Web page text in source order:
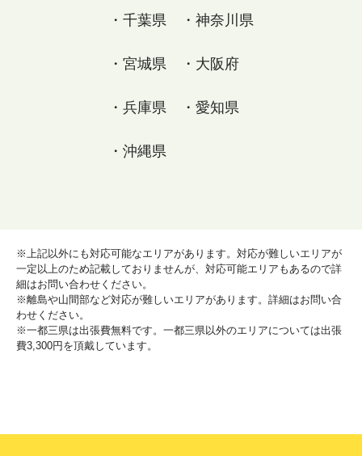
・千葉県 ・神奈川県
・宮城県 ・大阪府
・兵庫県 ・愛知県
・沖縄県
※上記以外にも対応可能なエリアがあります。対応が難しいエリアが
一定以上のため記載しておりませんが、対応可能エリアもあるので詳
細はお問い合わせください。
※離島や山間部など対応が難しいエリアがあります。詳細はお問い合
わせください。
※一都三県は出張費無料です。一都三県以外のエリアについては出張
費3,300円を頂戴しています。